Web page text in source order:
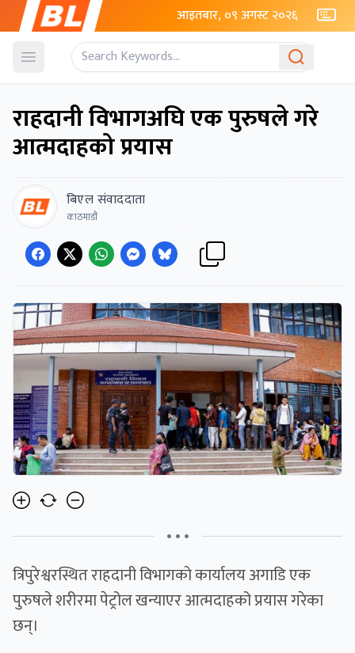
आइतबार, ०९ अगस्ट २०२६
Open menu
राहदानी विभागअघि एक पुरुषले गरे
आत्मदाहको प्रयास
बिएल संवाददाता
काठमाडौं
• • •
त्रिपुरेश्वरस्थित राहदानी विभागको कार्यालय अगाडि एक
पुरुषले शरीरमा पेट्रोल खन्याएर आत्मदाहको प्रयास गरेका
छन्।